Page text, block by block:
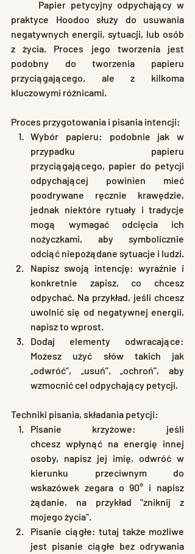
praktyce Hoodoo służy do usuwania
negatywnych energii, sytuacji, lub osób
z życia. Proces jego tworzenia jest
podobny do tworzenia papieru
przyciągającego, ale z kilkoma
kluczowymi różnicami.
Proces przygotowania i pisania intencji:
Wybór papieru: podobnie jak w
przypadku papieru
przyciągającego, papier do petycji
odpychającej powinien mieć
poodrywane ręcznie krawędzie,
jednak niektóre rytuały i tradycje
mogą wymagać odcięcia ich
nożyczkami, aby symbolicznie
odciąć niepożądane sytuacje i ludzi.
Napisz swoją intencję: wyraźnie i
konkretnie zapisz, co chcesz
odpychać. Na przykład, jeśli chcesz
uwolnić się od negatywnej energii,
napisz to wprost.
Dodaj elementy odwracające:
Możesz użyć słów takich jak
„odwróć”, „usuń”, „ochroń”, aby
wzmocnić cel odpychający petycji.
Techniki pisania, składania petycji:
Pisanie krzyżowe: jeśli
chcesz wpłynąć na energię innej
osoby, napisz jej imię, odwróć w
kierunku przeciwnym do
wskazówek zegara o 90° i napisz
żądanie, na przykład "zniknij z
mojego życia".
Pisanie ciągłe: tutaj także możliwe
jest pisanie ciągłe bez odrywania